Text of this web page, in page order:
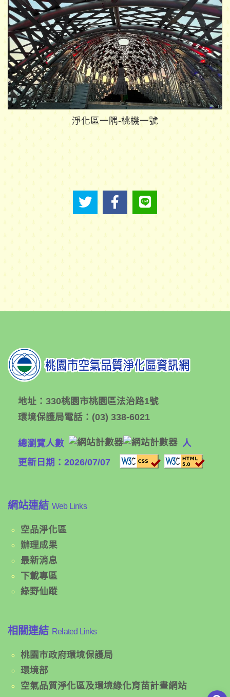
淨化區一隅-桃機一號
地址： 330桃園市桃園區法治路1號
環境保護局電話： (03) 338-6021
總瀏覽人數
人
更新日期：2026/07/07
網站連結 Web Links
空品淨化區
辦理成果
最新消息
下載專區
綠野仙蹤
相關連結 Related Links
桃園市政府環境保護局
環境部
空氣品質淨化區及環境綠化育苗計畫網站